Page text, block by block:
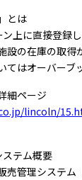
とは
上に直接登録
設の在庫の取
てはオーバーブ
細ページ
lincoln/
テム概要
売管理システ